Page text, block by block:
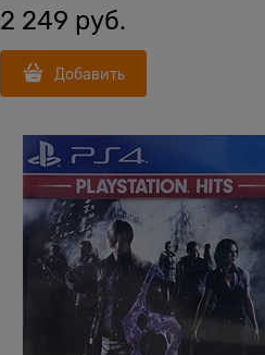
2 249 руб.
Добавить